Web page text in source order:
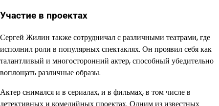
Участие в проектах
Сергей Жилин также сотрудничал с различными театрами, где
исполнил роли в популярных спектаклях. Он проявил себя как
талантливый и многосторонний актер, способный убедительно
воплощать различные образы.
Актер снимался и в сериалах, и в фильмах, в том числе в